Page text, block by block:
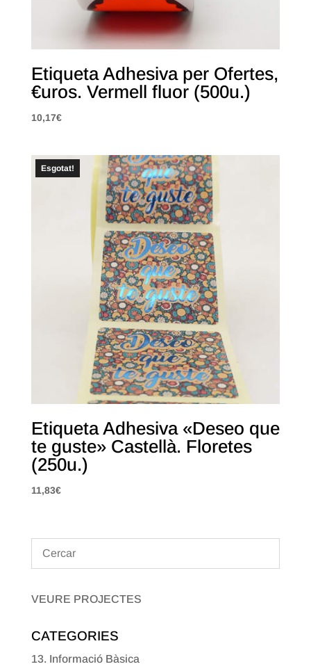
Etiqueta Adhesiva per Ofertes,
€uros. Vermell fluor (500u.)
10,17€
Esgotat!
Etiqueta Adhesiva «Deseo que
te guste» Castellà. Floretes
(250u.)
11,83€
VEURE PROJECTES
CATEGORIES
13. Informació Bàsica